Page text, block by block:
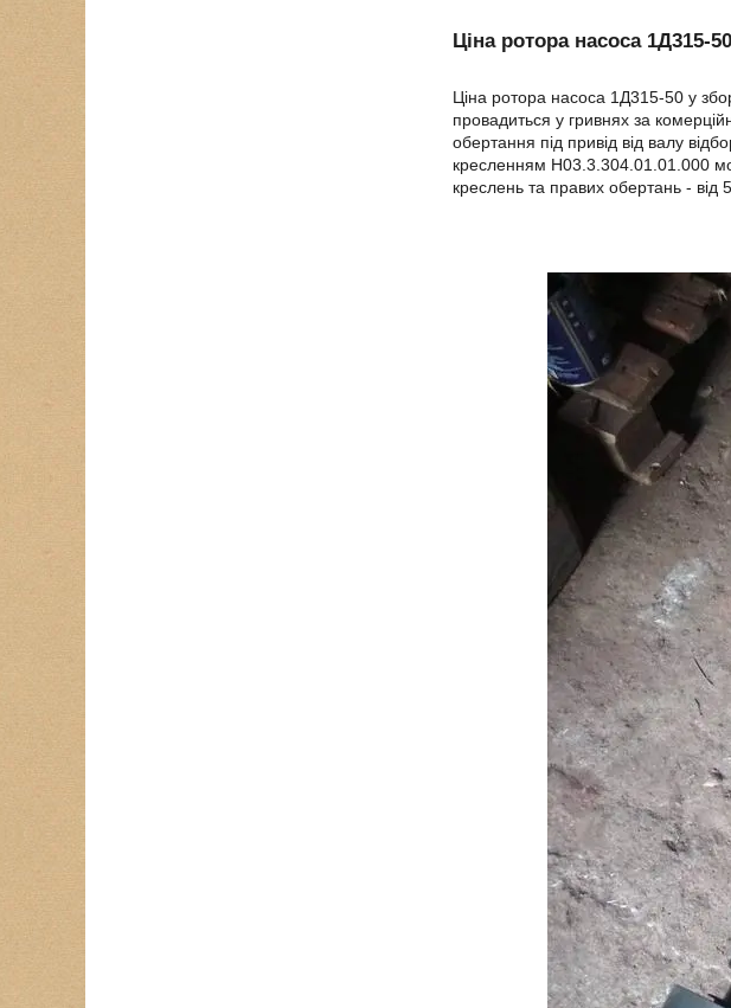
Ціна ротора насоса 1Д315-50
Ціна ротора насоса 1Д315-50 у
провадиться у гривнях за
обертання під привід від валу
кресленням Н03.3.304.01.01.000
креслень та правих обертань - від